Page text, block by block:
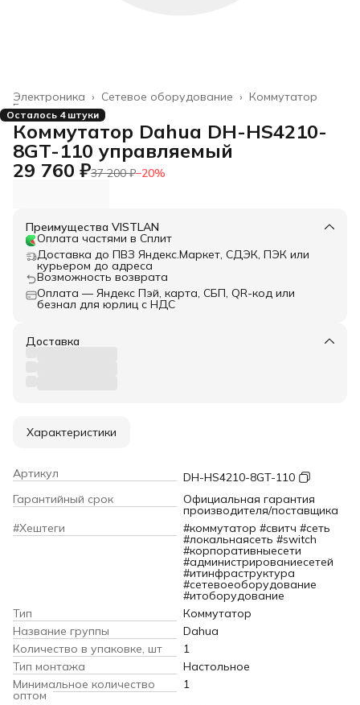
Коммутатор
Сетевое оборудование ›
Электроника ›
Главная ›
Осталось 4 штуки
Коммутатор Dahua DH-HS4210-
8GT-110 управляемый
29 760 ₽37 200 ₽−20%
Преимущества VISTLAN
Оплата частями в Сплит
Доставка до ПВЗ Яндекс.Маркет, СДЭК, ПЭК или
курьером до адреса
Возможность возврата
Оплата — Яндекс Пэй, карта, СБП, QR-код или
безнал для юрлиц с НДС
Доставка
Характеристики
Артикул
DH-HS4210-8GT-110
Гарантийный срок
Официальная гарантия
производителя/поставщика
#Хештеги
#коммутатор #свитч #сеть
#локальнаясеть #switch
#корпоративныесети
#администрированиесетей
#итинфраструктура
#сетевоеоборудование
#итоборудование
Тип
Коммутатор
Название группы
Dahua
Количество в упаковке, шт
1
Тип монтажа
Настольное
Минимальное количество
оптом
1